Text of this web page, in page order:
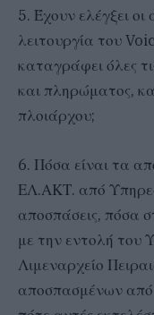
5. Έχουν ελέγξει
λειτουργία του
καταγράφει όλες
και πληρώματος,
πλοιάρχου;
6. Πόσα είναι τα
ΕΛ.ΑΚΤ. από
αποσπάσεις, πόσα
με την εντολή του
Λιμεναρχείο
αποσπασμένων